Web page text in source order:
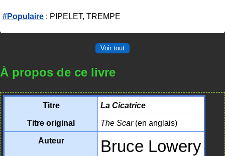
#Populaire : PIPELET, TREMPE
Voir tout
À propos de ce livre
Titre
La Cicatrice
Titre original
The Scar(en anglais)
Auteur
Bruce Lowery